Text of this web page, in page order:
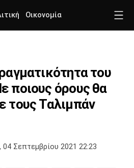
Οικονομία
του
ποιους όρους θα
τους Ταλιμπάν
04 Σεπτεμβρίου 2021 22:23